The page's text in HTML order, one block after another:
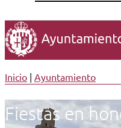
Inicio | Ayuntamiento
Fiestas en